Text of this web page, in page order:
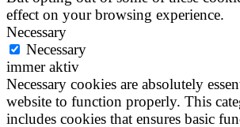
effect on your browsing experience.
Necessary
Necessary
immer aktiv
Necessary cookies are absolutely
website to function properly. This
includes cookies that ensures basic